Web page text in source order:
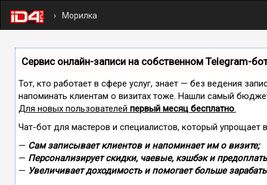
Морилка
Сервис онлайн-записи на собственном Telegram-
Тот, кто работает в сфере услуг, знает — без ведения
напоминать клиентам о визитах тоже. Нашли самый
Для новых пользователей первый месяц бесплатно.
Чат-бот для мастеров и специалистов, который упрощает
— Сам записывает клиентов и напоминает им о визите;
— Персонализирует скидки, чаевые, кэшбэк и
— Увеличивает доходимость и помогает больше